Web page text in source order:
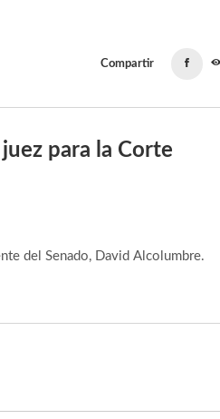
Compartir
para la Corte
del Senado, David Alcolumbre.